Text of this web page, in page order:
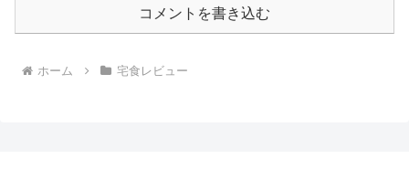
コメントを書き込む
ホーム 宅食レビュー